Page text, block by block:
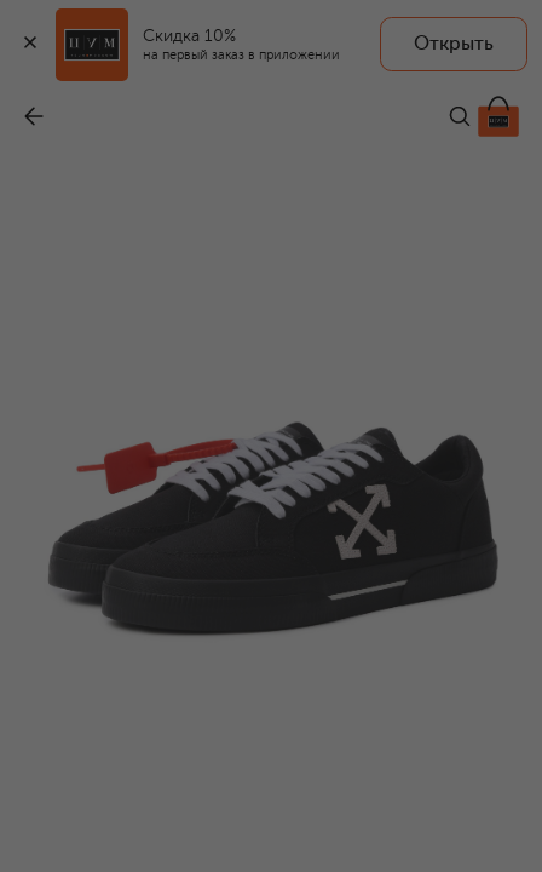
Скидка 10%
на первый заказ в приложении
Открыть
38 950 ₽